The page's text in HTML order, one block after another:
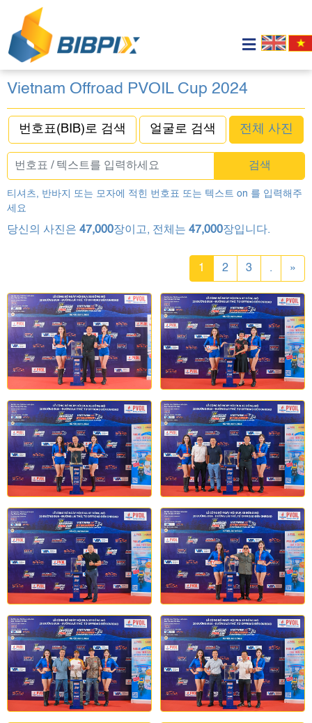
Vietnam Offroad PVOIL Cup 2024
번호표(BIB)로 검색 얼굴로 검색 전체 사진
검색
티셔츠, 반바지 또는 모자에 적힌 번호표 또는 텍스트 on 를 입력해주
세요
당신의 사진은 47,000장이고, 전체는 47,000장입니다.
1 2 3 . »